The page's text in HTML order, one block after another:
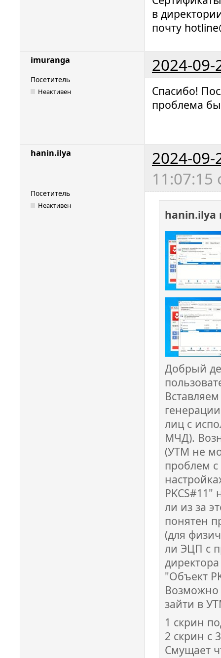
в
почту
imuranga 2024-09-
Посетитель
Неактивен
Спасибо!
проблема
hanin.ilya
2024-09-
11:07:15
Посетитель
Неактивен
hanin.ilya
Добрый
лиц с
МЧД).
(УТМ не
проблем
ли из за
понятен
(для
ли ЭЦП с
"Объект
Возможно
зайти в
1 скрин
2 скрин с
Смущает